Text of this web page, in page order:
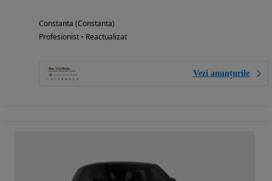
Constanta (Constanta)
Profesionist • Reactualizat
Vezi anunțurile